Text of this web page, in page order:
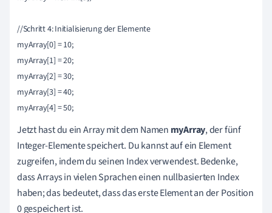
//Schritt 4: Initialisierung der Elemente
myArray[0] = 10;
myArray[1] = 20;
myArray[2] = 30;
myArray[3] = 40;
myArray[4] = 50;
Jetzt hast du ein Array mit dem Namen myArray, der fünf
Integer-Elemente speichert. Du kannst auf ein Element
zugreifen, indem du seinen Index verwendest. Bedenke,
dass Arrays in vielen Sprachen einen nullbasierten Index
haben; das bedeutet, dass das erste Element an der Position
0 gespeichert ist.